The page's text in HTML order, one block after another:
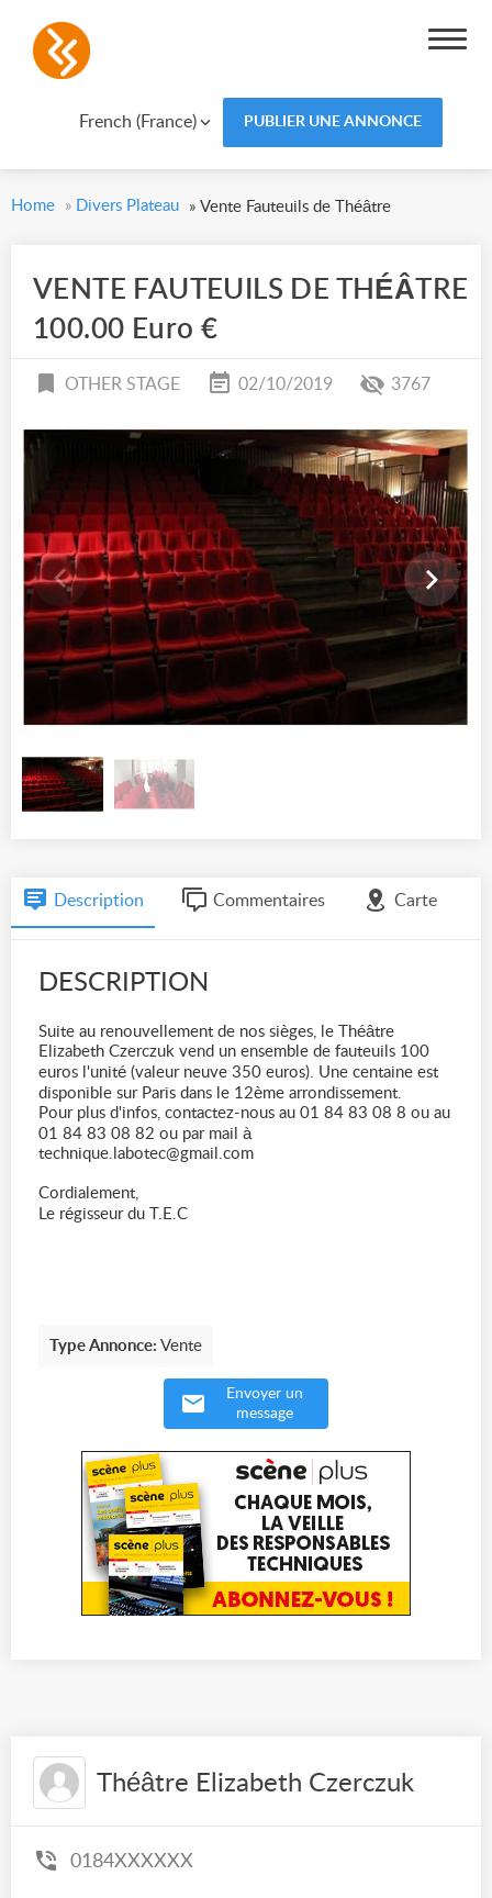
French (France) PUBLIER UNE ANNONCE
Home » Divers Plateau » Vente Fauteuils de Théâtre
VENTE FAUTEUILS DE THÉÂTRE
100.00 Euro €
OTHER STAGE 02/10/2019 3767
Description Commentaires Carte
DESCRIPTION
Suite au renouvellement de nos sièges, le Théâtre
Elizabeth Czerczuk vend un ensemble de fauteuils 100
euros l'unité (valeur neuve 350 euros). Une centaine est
disponible sur Paris dans le 12ème arrondissement.
Pour plus d'infos, contactez-nous au 01 84 83 08 8 ou au
01 84 83 08 82 ou par mail à
technique.labotec@gmail.com
Cordialement,
Le régisseur du T.E.C
Type Annonce: Vente
Envoyer un
message
Théâtre Elizabeth Czerczuk
0184XXXXXX